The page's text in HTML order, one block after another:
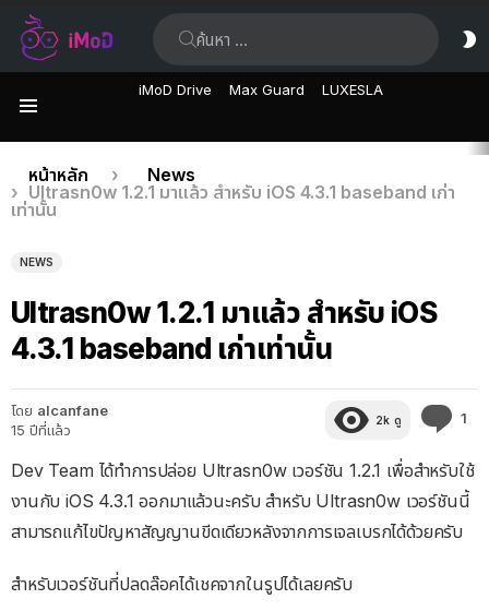
iMoD Drive Max Guard LUXESLA
เรื่อง
ล่าสุด
คุณอยู่ที่นี่:
หน้าหลัก
News
Ultrasn0w 1.2.1 มาแล้ว สำหรับ iOS 4.3.1 baseband เก่า
เท่านั้น
NEWS
Ultrasn0w 1.2.1 มาแล้ว สำหรับ iOS
4.3.1 baseband เก่าเท่านั้น
โดย alcanfane
15 ปีที่แล้ว
2k ดู 1
Dev Team ได้ทำการปล่อย Ultrasn0w เวอร์ชัน 1.2.1 เพื่อสำหรับใช้
งานกับ iOS 4.3.1 ออกมาแล้วนะครับ สำหรับ Ultrasn0w เวอร์ชันนี้
สามารถแก้ไขปัญหาสัญญานขีดเดียวหลังจากการเจลเบรกได้ด้วยครับ
สำหรับเวอร์ชันที่ปลดล๊อคได้เชคจากในรูปได้เลยครับ